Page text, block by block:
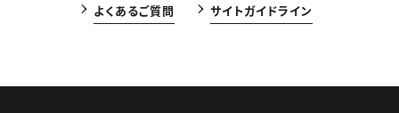
よくあるご質問 サイトガイドライン